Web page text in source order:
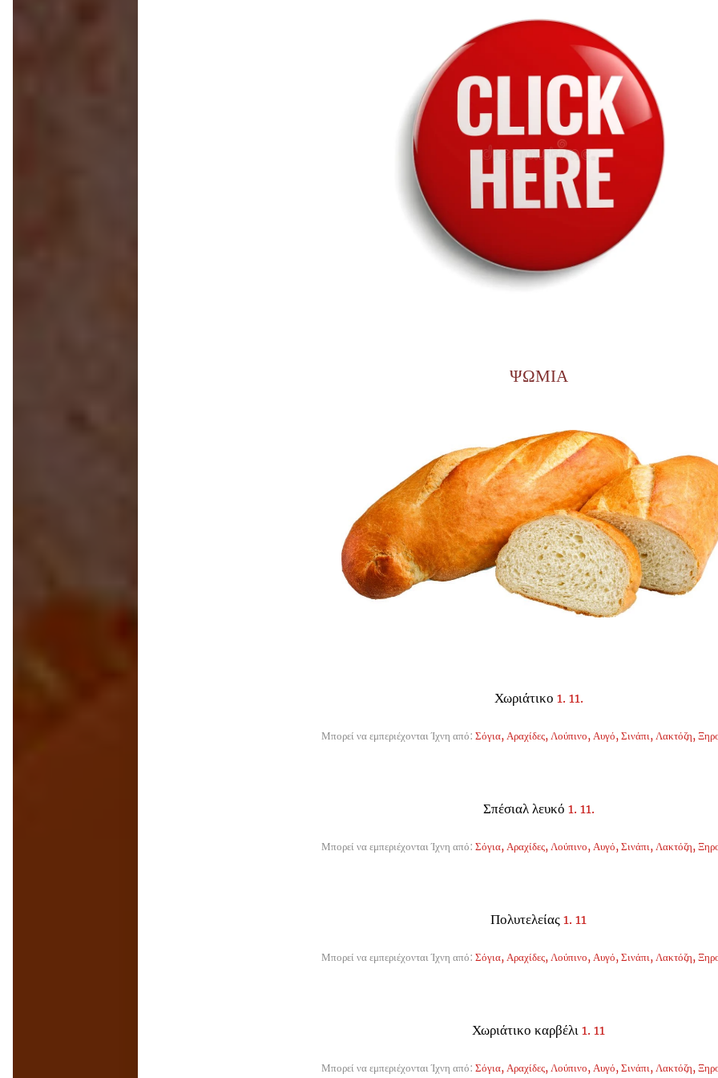
ΨΩΜΙΑ
Χωριάτικο 1. 11.
Μπορεί να εμπεριέχονται Ίχνη από: Σόγια, Αραχίδες, Λούπινο, Αυγό, Σινάπι, Λακτόζη,
Σπέσιαλ λευκό 1. 11.
Μπορεί να εμπεριέχονται Ίχνη από: Σόγια, Αραχίδες, Λούπινο, Αυγό, Σινάπι, Λακτόζη,
Πολυτελείας 1. 11
Μπορεί να εμπεριέχονται Ίχνη από: Σόγια, Αραχίδες, Λούπινο, Αυγό, Σινάπι, Λακτόζη,
Χωριάτικο καρβέλι 1. 11
Μπορεί να εμπεριέχονται Ίχνη από: Σόγια, Αραχίδες, Λούπινο, Αυγό, Σινάπι, Λακτόζη,